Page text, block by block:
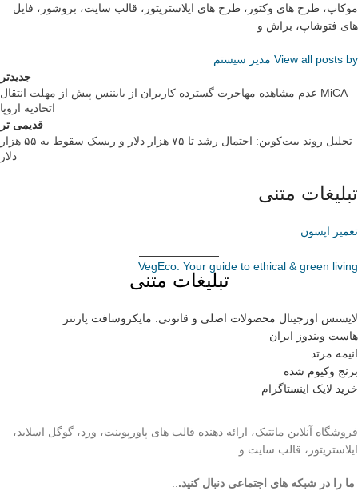
موکاپ، طرح های وکتور، طرح های ایلاستریتور، قالب سایت، بروشور، فایل
های فتوشاپ، براش و
View all posts by مدیر سیستم
جدیدتر
عدم مشاهده مهاجرت گسترده کاربران از بایننس پیش از مهلت انتقال MiCA
اتحادیه اروپا
قدیمی تر
تحلیل روند بیت‌کوین: احتمال رشد تا ۷۵ هزار دلار و ریسک سقوط به ۵۵ هزار
دلار
تبلیغات متنی
تعمیر اپسون
VegEco: Your guide to ethical & green living
تبلیغات متنی
لایسنس اورجینال محصولات اصلی و قانونی: مایکروسافت پارتنر
هاست ویندوز ایران
انیمه مرتد
برنج وکیوم شده
خرید لایک اینستاگرام
فروشگاه آنلاین مانتیک، ارائه دهنده قالب های پاورپوینت، ورد، گوگل اسلاید،
ایلاستریتور، قالب سایت و …
ما را در شبکه های اجتماعی دنبال کنید...